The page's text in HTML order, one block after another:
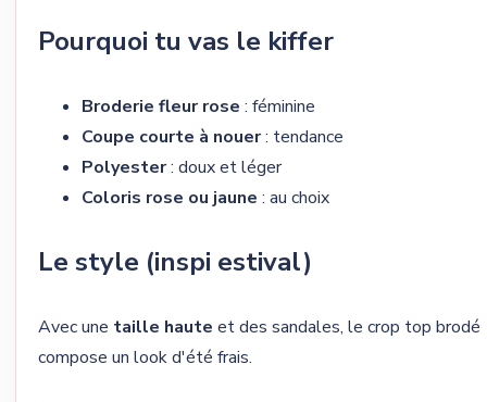
Pourquoi tu vas le kiffer
Broderie fleur rose : féminine
Coupe courte à nouer: tendance
Polyester: doux et léger
Coloris rose ou jaune : au choix
Le style (inspi estival)
Avec une taille haute et des sandales, le crop top brodé
compose un look d'été frais.